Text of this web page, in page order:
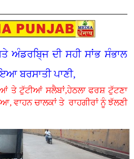
ਅੰਡਰਬਿ੍ਜ ਦੀ ਸਹੀ ਸਾਂਭ ਸੰਭਾਲ
ਬਰਸਾਤੀ ਪਾਣੀ,
ਤੇ ਟੁੱਟੀਆਂ ਸਲੈਬਾਂ,ਹੇਠਲਾ ਫਰਸ਼ ਟੁੱਟਣਾ
ਵਾਹਨ ਚਾਲਕਾਂ ਤੇ ਰਾਹਗੀਰਾਂ ਨੂੰ ਝੱਲਣੀ